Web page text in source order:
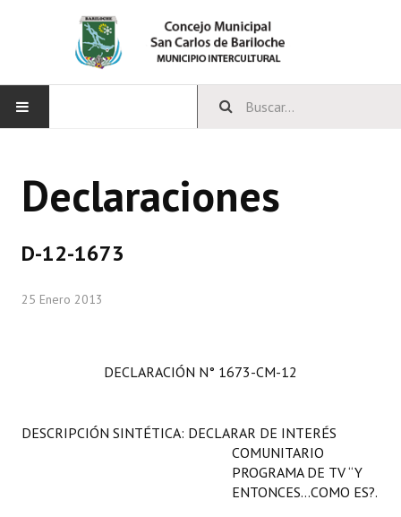
CONCEJO
Declaraciones
D-12-1673
25 Enero 2013
DECLARACIÓN N° 1673-CM-12
DESCRIPCIÓN SINTÉTICA: DECLARAR DE INTERÉS
COMUNITARIO
PROGRAMA DE TV “Y
ENTONCES…COMO ES?.